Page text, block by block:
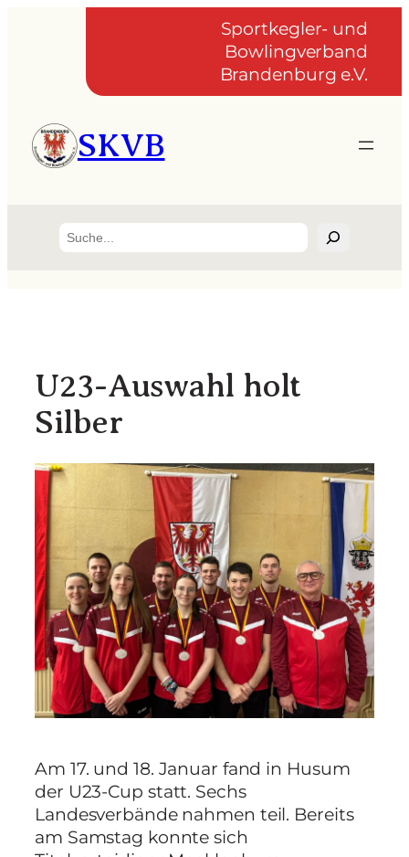
Sportkegler- und
Bowlingverband
Brandenburg e.V.
SKVB
Suchen
U23-Auswahl holt
Silber
Am 17. und 18. Januar fand in Husum
der U23-Cup statt. Sechs
Landesverbände nahmen teil. Bereits
am Samstag konnte sich